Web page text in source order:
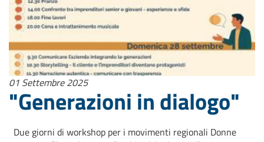
01 Settembre 2025
"Generazioni in dialogo"
Due giorni di workshop per i movimenti regionali Donne